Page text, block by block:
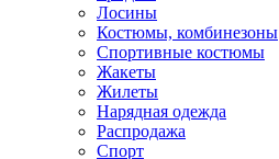
Лосины
Костюмы, комбинезоны
Спортивные костюмы
Жакеты
Жилеты
Нарядная одежда
Распродажа
Спорт